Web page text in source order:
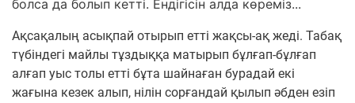
болса да болып кетті. Ендігісін алда көреміз...
Ақсақалың асықпай отырып етті жақсы-ақ жеді. Табақ
түбіндегі майлы тұздыққа матырып бұлғап-бұлғап
алғап уыс толы етті бұта шайнаған бурадай екі
жағына кезек алып, нілін сорғандай қылып әбден езіп